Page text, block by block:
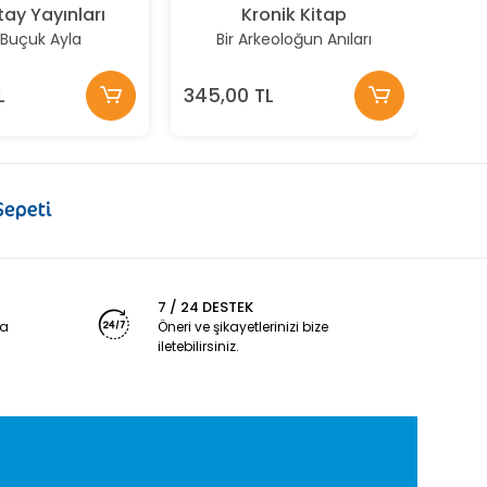
Yayınları
Buçuk Ayla
Kronik Kitap
Bir Arkeoloğun Anıları
345,00 TL
7 / 24 DESTEK
Öneri ve şikayetlerinizi bize
iletebilirsiniz.